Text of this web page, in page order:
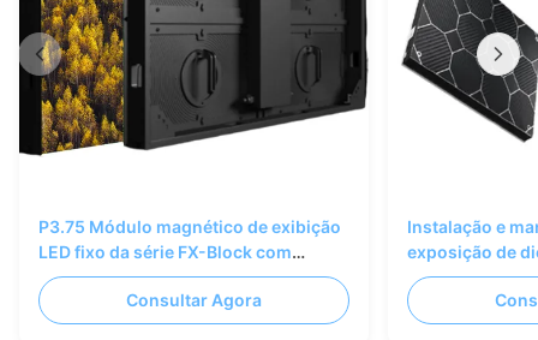
P3.75 Módulo magnético de exibição
LED fixo da série FX-Block com
conceção de fechadura para
interiores
Consultar Agora
Instalação e
exposição de
fixa exterior da